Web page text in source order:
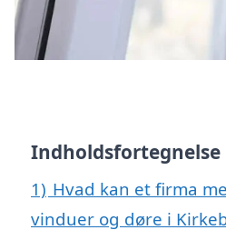
Indholdsfortegnelse
1) Hvad kan et firma
vinduer og døre i